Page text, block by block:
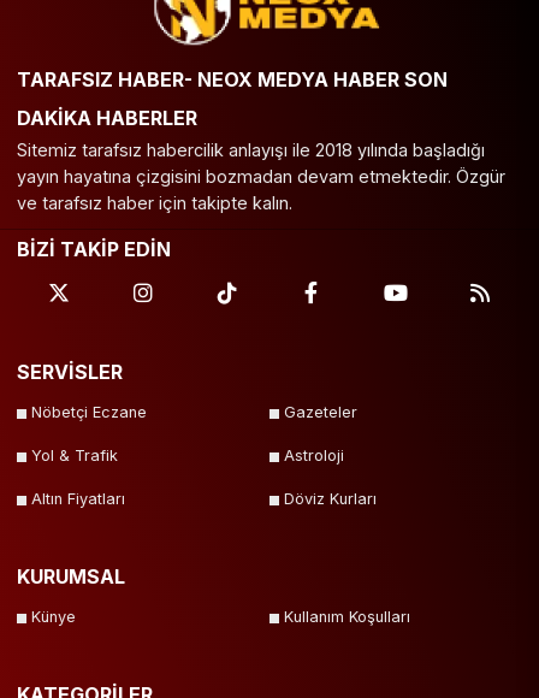
TARAFSIZ HABER- NEOX MEDYA HABER SON
DAKİKA HABERLER
Sitemiz tarafsız habercilik anlayışı ile 2018 yılında başladığı
yayın hayatına çizgisini bozmadan devam etmektedir. Özgür
ve tarafsız haber için takipte kalın.
BİZİ TAKİP EDİN
SERVİSLER
Nöbetçi Eczane Gazeteler
Yol & Trafik Astroloji
Altın Fiyatları Döviz Kurları
KURUMSAL
Künye Kullanım Koşulları